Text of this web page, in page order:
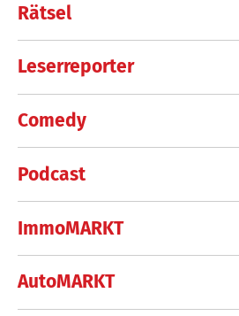
Rätsel
Leserreporter
Comedy
Podcast
ImmoMARKT
AutoMARKT